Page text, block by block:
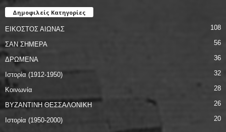
Δημοφιλείς Κατηγορίες
ΕΙΚΟΣΤΟΣ ΑΙΩΝΑΣ 108
ΣΑΝ ΣΗΜΕΡΑ 56
ΔΡΩΜΕΝΑ 36
Ιστορία (1912-1950) 32
Κοινωνία 28
ΒΥΖΑΝΤΙΝΗ ΘΕΣΣΑΛΟΝΙΚΗ 26
Ιστορία (1950-2000) 20